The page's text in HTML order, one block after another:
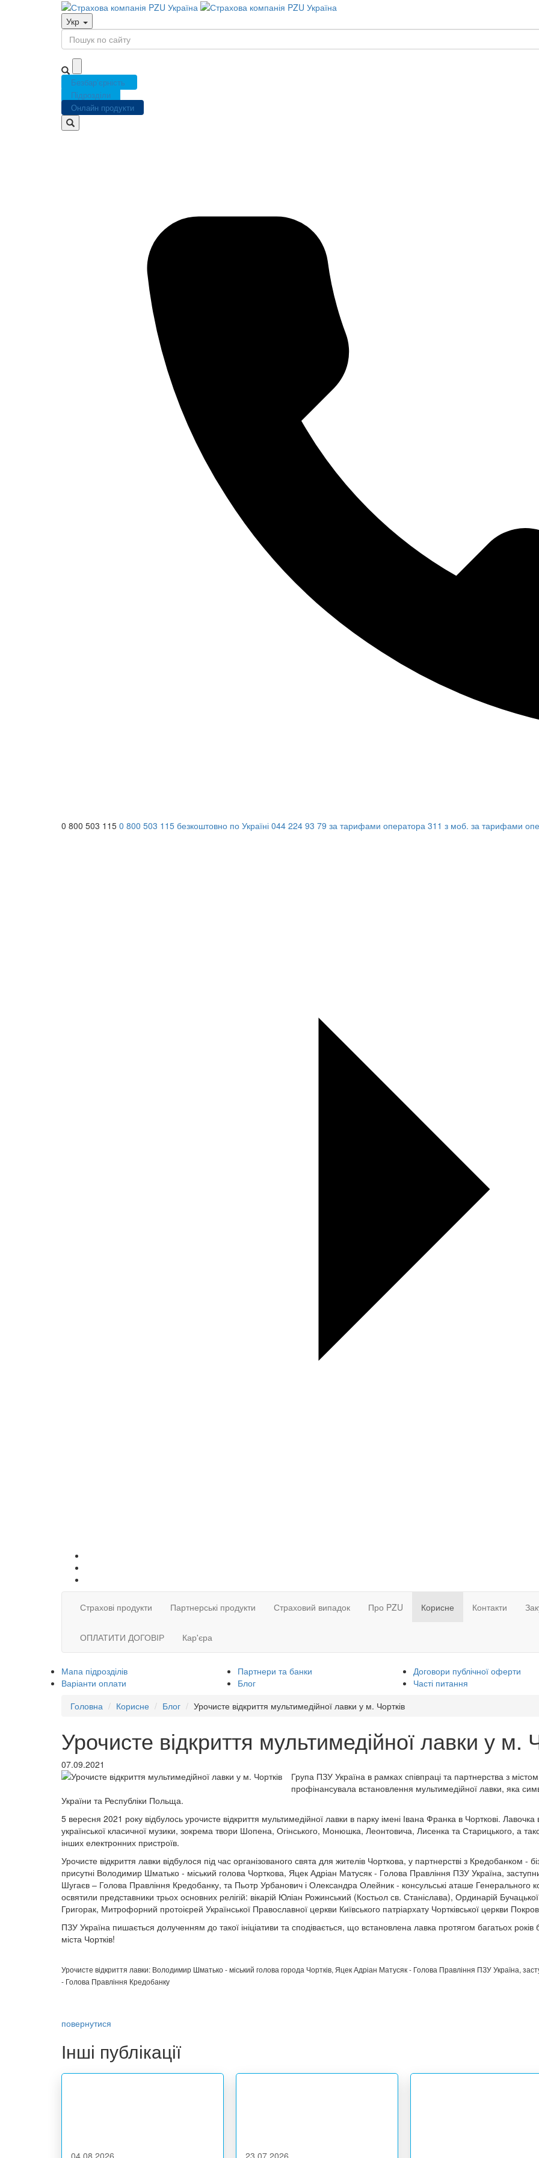
Укр
Безбар’єрність
Підрозділи
Онлайн продукти
0 800 503 115 0 800 503 115 безкоштовно по Україні 044 224 93 79 за тарифами оператора 311 з моб. за тарифами
Страхові продукти Партнерські продукти Страховий випадок Про PZU Корисне Контакти
ОПЛАТИТИ ДОГОВІР Кар'єра
Мапа підрозділів
Варіанти оплати
Партнери та банки
Блог
Договори публічної оферти
Часті питання
Головна
Корисне Блог Урочисте відкриття мультимедійної лавки у м. Чортків
Урочисте відкриття мультимедійної лавки у м.
07.09.2021
Група ПЗУ Україна в рамках співпраці та партнерства з містом
профінансувала встановлення мультимедійної лавки, яка
України та Республіки Польща.
5 вересня 2021 року відбулось урочисте відкриття мультимедійної лавки в парку імені Івана Франка в Чорткові. Лавочка
української класичної музики, зокрема твори Шопена, Огінського, Монюшка, Леонтовича, Лисенка та Старицького, а
інших електронних пристроїв.
Урочисте відкриття лавки відбулося під час організованого свята для жителів Чорткова, у партнерстві з Кредобанком
присутні Володимир Шматько - міський голова Чорткова, Яцек Адріан Матусяк - Голова Правління ПЗУ Україна,
Шугаєв – Голова Правління Кредобанку, та Пьотр Урбанович і Олександра Олейник - консульські аташе Генерального
освятили представники трьох основних релігій: вікарій Юліан Рожинський (Костьол св. Станіслава), Ординарій
Григорак, Митрофорний протоієрей Української Православної церкви Київського патріархату Чортківської церкви
ПЗУ Україна пишається долученням до такої ініціативи та сподівається, що встановлена лавка протягом багатьох років
міста Чортків!
Урочисте відкриття лавки: Володимир Шматько - міський голова города Чортків, Яцек Адріан Матусяк - Голова Правління ПЗУ Україна,
- Голова Правління Кредобанку
повернутися
Інші публікації